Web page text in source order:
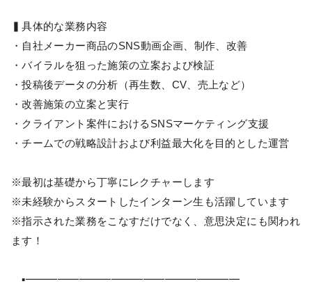
▍具体的な業務内容
・自社メーカー商品のSNS動画企画、制作、改善
・バイラルを狙った施策の立案および検証
・投稿後データの分析（再生数、CV、売上など）
・改善施策の立案と実行
・クライアント案件におけるSNSマーケティング支援
・チームでの戦略設計および利益最大化を目的とした運営
※最初は基礎から丁寧にレクチャーします
※未経験からスタートしたインターン生も活躍しています
※指示された業務をこなすだけでなく、意思決定にも関われ
ます！
▪━━━━━━━━━━━━━━━━━━━━